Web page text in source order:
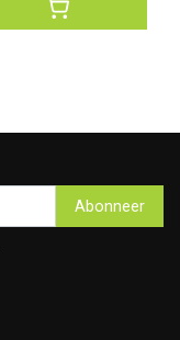
Abonneer